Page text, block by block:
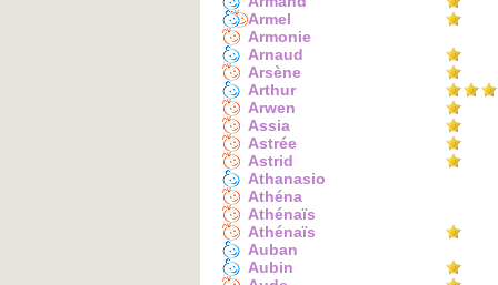
Armel
Armonie
Arnaud
Arsène
Arthur
Arwen
Assia
Astrée
Astrid
Athanasio
Athéna
Athénaïs
Athénaïs
Auban
Aubin